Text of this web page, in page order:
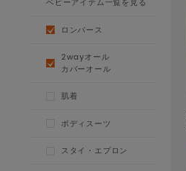
ロンパース
2wayオール
カバーオール
肌着
ボディスーツ
スタイ・エプロン